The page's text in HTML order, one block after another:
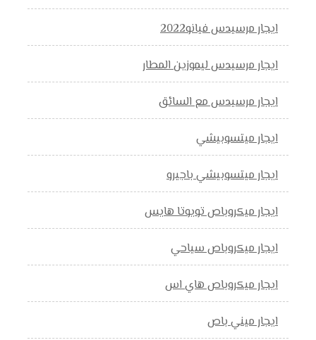
ايجار مرسيدس فيانو2022
ايجار مرسيدس ليموزين المطار
ايجار مرسيدس مع السائق
ايجار ميتسوبيشي
ايجار ميتسوبيشي باجيرو
ايجار ميكروباص تويوتا هايس
ايجار ميكروباص سياحي
ايجار ميكروباص هاي اس
ايجار ميني باص